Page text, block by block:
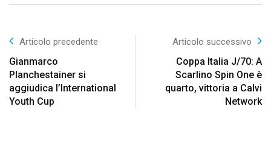
Articolo precedente
Gianmarco
Planchestainer si
aggiudica l’International
Youth Cup
Articolo successivo
Coppa Italia J/70: A
Scarlino Spin One è
quarto, vittoria a Calvi
Network